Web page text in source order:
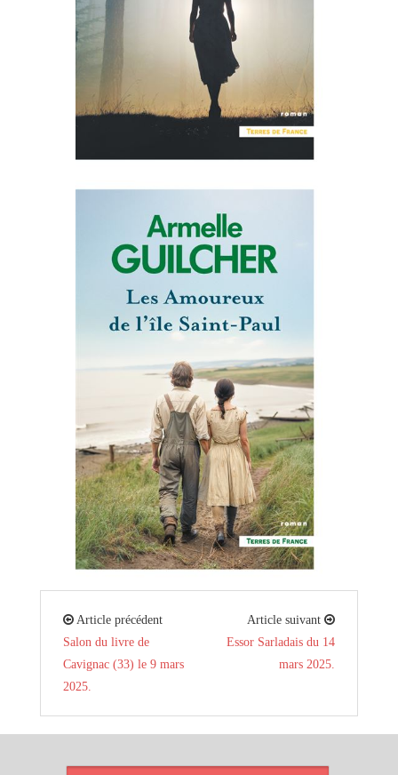
Article précédent
Salon du livre de
Cavignac (33) le 9 mars
2025.
Article suivant
Essor Sarladais du 14
mars 2025.